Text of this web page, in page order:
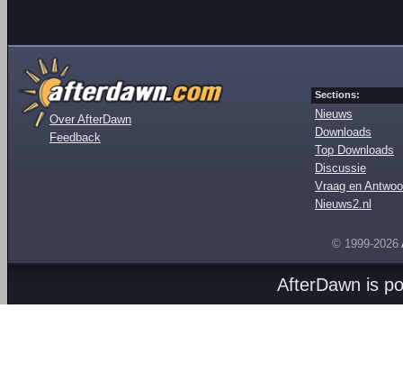
Over AfterDawn
Feedback
Sections:
Nieuws
Downloads
Top Downloads
Discussie
Vraag en
Nieuws2.nl
© 1999-2026
AfterDawn is